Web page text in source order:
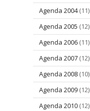
Agenda 2004(11)
Agenda 2005 (12)
Agenda 2006 (11)
Agenda 2007 (12)
Agenda 2008 (10)
Agenda 2009 (12)
Agenda 2010 (12)